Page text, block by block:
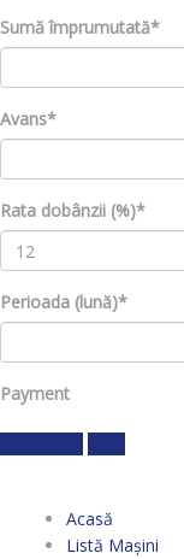
Sumă împrumutată*
Avans*
Rata dobânzii (%)*
Perioada (lună)*
Payment
Acasă
Listă Mașini